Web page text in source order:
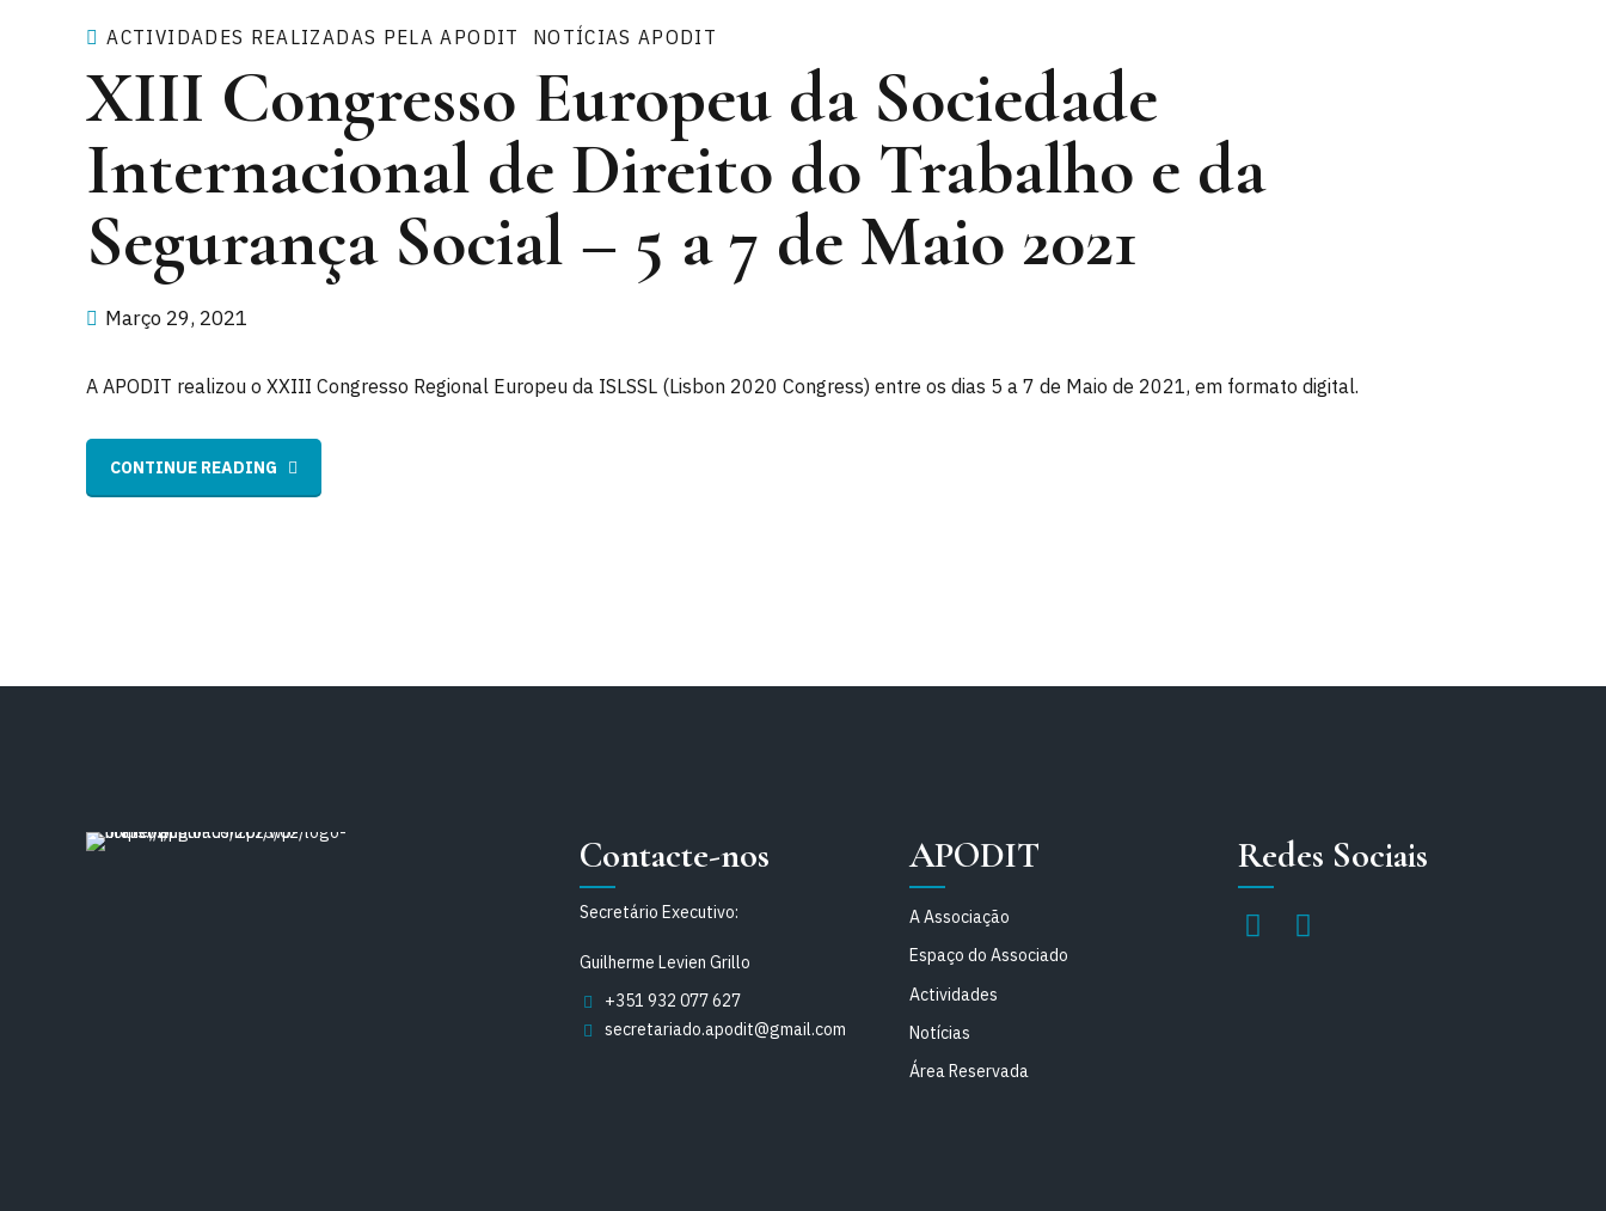
ACTIVIDADES REALIZADAS PELA APODIT NOTÍCIAS APODIT
XIII Congresso Europeu da Sociedade
Internacional de Direito do Trabalho e da
Segurança Social – 5 a 7 de Maio 2021
Março 29, 2021
A APODIT realizou o XXIII Congresso Regional Europeu da ISLSSL (Lisbon 2020 Congress) entre os dias 5 a 7 de Maio de 2021, em formato digital.
CONTINUE READING
Contacte-nos
Secretário Executivo:
Guilherme Levien Grillo
+351 932 077 627
secretariado.apodit@gmail.com
APODIT
A Associação
Espaço do Associado
Actividades
Notícias
Área Reservada
Redes Sociais